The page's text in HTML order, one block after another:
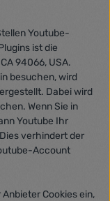
Youtube-
ist die
94066, USA.
besuchen, wird
Dabei wird
Wenn Sie in
Youtube Ihr
verhindert der
Account
Cookies ein,